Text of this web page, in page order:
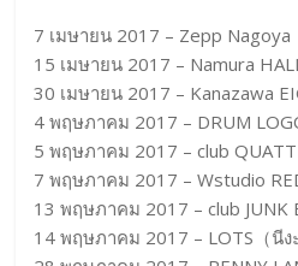
7 เมษายน 2017 – Zepp Nagoya
15 เมษายน 2017 – Namura
30 เมษายน 2017 – Kanazawa
4 พฤษภาคม 2017 – DRUM
5 พฤษภาคม 2017 – club
7 พฤษภาคม 2017 – Wstudio RED
13 พฤษภาคม 2017 – club JUNK
14 พฤษภาคม 2017 – LOTS（นีงะ